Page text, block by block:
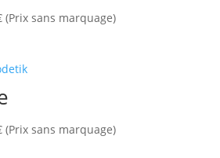
(Prix sans marquage)
(Prix sans marquage)